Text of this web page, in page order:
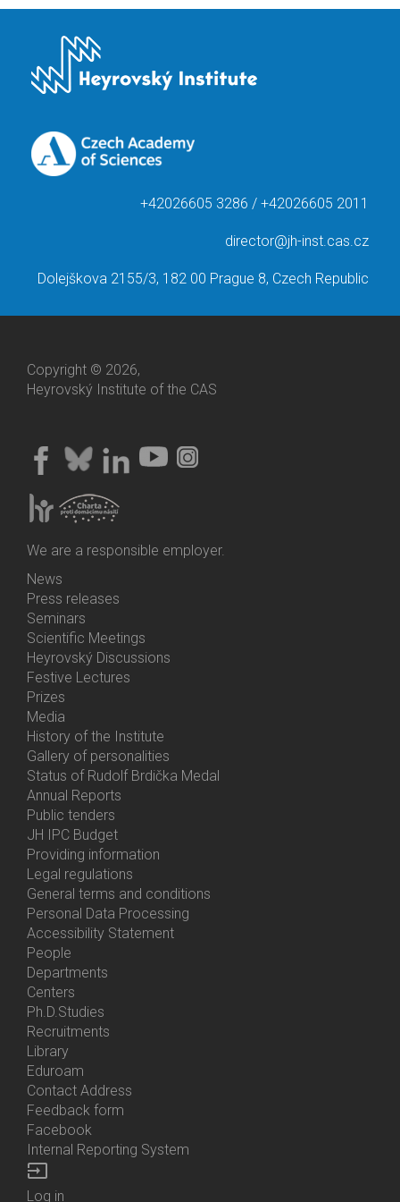
+42026605 3286 / +42026605 2011
director@jh-inst.cas.cz
Dolejškova 2155/3, 182 00 Prague 8, Czech Republic
Copyright © 2026,
Heyrovský Institute of the CAS
We are a responsible employer.
Bottom
Menu
Activities
News
Press releases
Seminars
Scientific Meetings
Heyrovský Discussions
Festive Lectures
Prizes
Media
History of the Institute
Gallery of personalities
Status of Rudolf Brdička Medal
Bottom
Menu
About
Us
Annual Reports
Public tenders
JH IPC Budget
Providing information
Legal regulations
General terms and conditions
Personal Data Processing
Accessibility Statement
Bottom
Menu
Contacts
People
Departments
Centers
Ph.D.Studies
Recruitments
Library
Eduroam
Contact Address
Feedback form
Facebook
Internal Reporting System
input
Log in